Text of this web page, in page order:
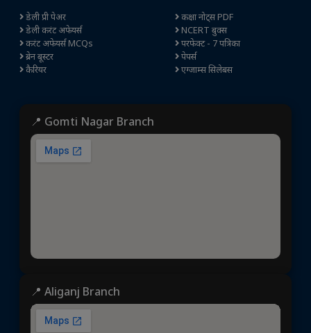
डेली प्री पेअर
डेली करंट अफेयर्स
करंट अफेयर्स MCQs
ब्रेन बूस्टर
कैरियर
कक्षा नोट्स PDF
NCERT बुक्स
परफेक्ट - 7 पत्रिका
पेपर्स
एग्जाम्स सिलेबस
📍 Gomti Nagar Branch
📍 Aliganj Branch